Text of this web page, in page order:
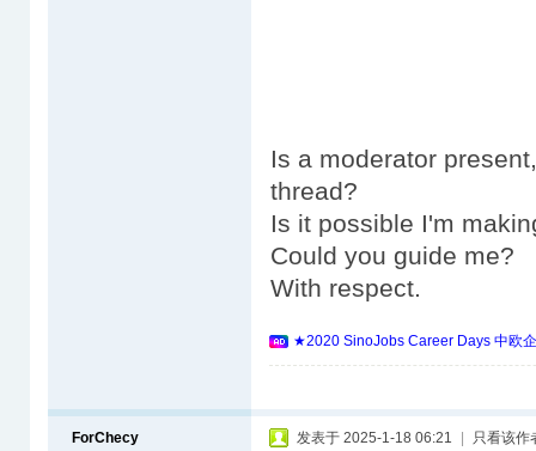
Is a moderator
thread?
Is it possible I'm
Could you guide me?
With respect.
★2020 SinoJobs Career Days 中欧
ForChecy 发表于 2025-1-18 06:21 只看该作